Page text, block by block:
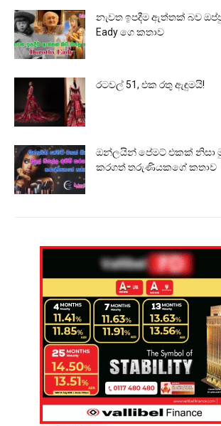
නැවත ඉපදීම ඇත්තක් බව
Eady ගෙ කතාව
රටවල් 51, එක රතු ඇඳුමයි!
ඔන්ලයින් පේමට් එකක් නිසා
කරගත් තරුණියකගේ කතාව